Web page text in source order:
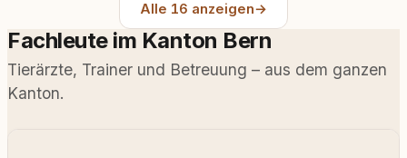
Alle 16 anzeigen→
Fachleute im Kanton Bern
Tierärzte, Trainer und Betreuung – aus dem ganzen
Kanton.